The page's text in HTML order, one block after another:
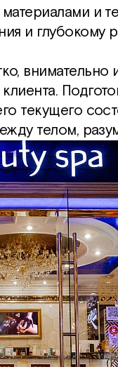
и
и глубокому
текущего
телом,